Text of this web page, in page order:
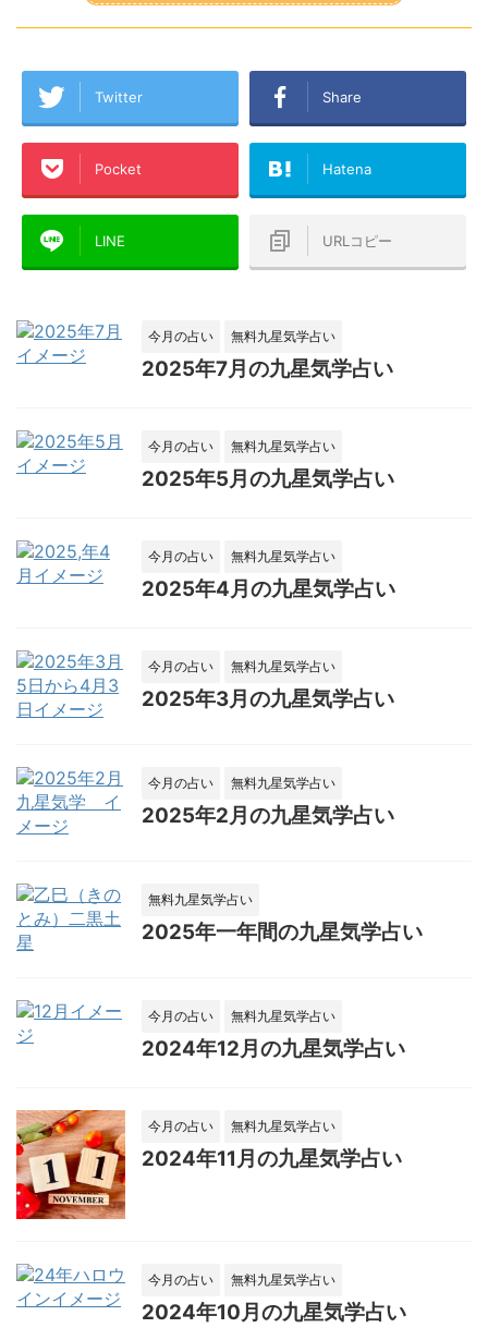
Twitter Share
Pocket Hatena
LINE URLコピー
今月の占い 無料九星気学占い
2025年7月の九星気学占い
今月の占い 無料九星気学占い
2025年5月の九星気学占い
今月の占い 無料九星気学占い
2025年4月の九星気学占い
今月の占い 無料九星気学占い
2025年3月の九星気学占い
今月の占い 無料九星気学占い
2025年2月の九星気学占い
無料九星気学占い
2025年一年間の九星気学占い
今月の占い 無料九星気学占い
2024年12月の九星気学占い
今月の占い 無料九星気学占い
2024年11月の九星気学占い
今月の占い 無料九星気学占い
2024年10月の九星気学占い